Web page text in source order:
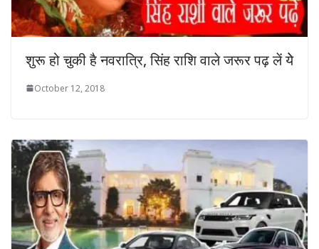
शुरू हो चुकी है नवरात्रि, सिंह राशि वाले जरूर पढ़ लें येे
October 12, 2018